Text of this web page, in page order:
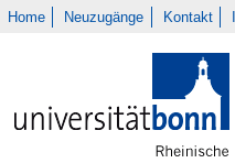
Home Neuzugänge Kontakt